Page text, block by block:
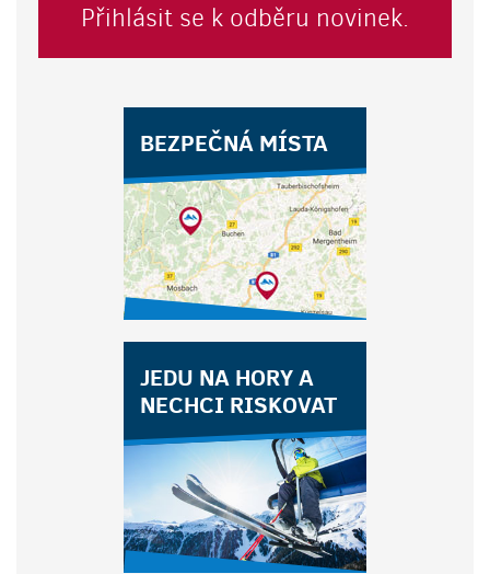
Přihlásit se k odběru novinek.
BEZPEČNÁ MÍSTA
JEDU NA HORY A
NECHCI RISKOVAT